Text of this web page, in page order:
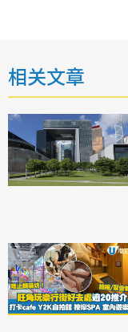
相关文章